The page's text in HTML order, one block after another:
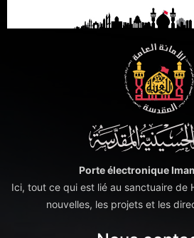
Porte électronique
Ici, tout ce qui est lié au sanctuaire de
nouvelles, les projets et les